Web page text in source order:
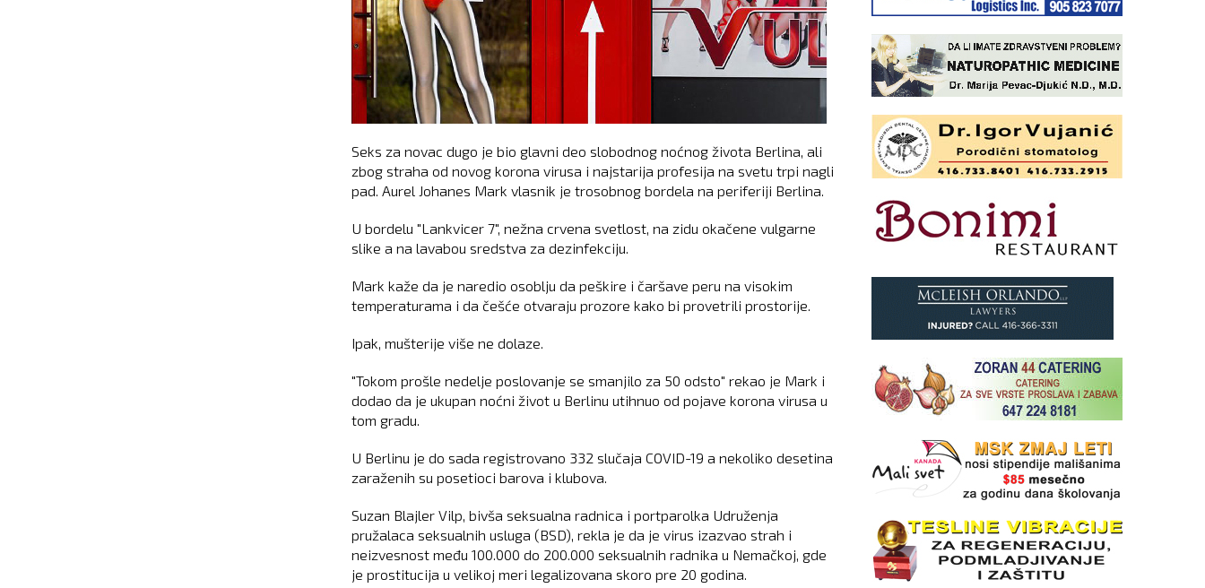
Seks za novac dugo je bio glavni deo slobodnog noćnog života Berlina, ali
zbog straha od novog korona virusa i najstarija profesija na svetu trpi nagli
pad. Aurel Johanes Mark vlasnik je trosobnog bordela na periferiji Berlina.
U bordelu "Lankvicer 7", nežna crvena svetlost, na zidu okačene vulgarne
slike a na lavabou sredstva za dezinfekciju.
Mark kaže da je naredio osoblju da peškire i čaršave peru na visokim
temperaturama i da češće otvaraju prozore kako bi provetrili prostorije.
Ipak, mušterije više ne dolaze.
"Tokom prošle nedelje poslovanje se smanjilo za 50 odsto" rekao je Mark i
dodao da je ukupan noćni život u Berlinu utihnuo od pojave korona virusa u
tom gradu.
U Berlinu je do sada registrovano 332 slučaja COVID-19 a nekoliko desetina
zaraženih su posetioci barova i klubova.
Suzan Blajler Vilp, bivša seksualna radnica i portparolka Udruženja
pružalaca seksualnih usluga (BSD), rekla je da je virus izazvao strah i
neizvesnost među 100.000 do 200.000 seksualnih radnika u Nemačkoj, gde
je prostitucija u velikoj meri legalizovana skoro pre 20 godina.